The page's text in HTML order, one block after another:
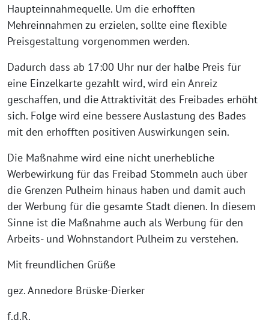
Haupteinnahmequelle. Um die erhofften
Mehreinnahmen zu erzielen, sollte eine flexible
Preisgestaltung vorgenommen werden.
Dadurch dass ab 17:00 Uhr nur der halbe Preis für
eine Einzelkarte gezahlt wird, wird ein Anreiz
geschaffen, und die Attraktivität des Freibades erhöht
sich. Folge wird eine bessere Auslastung des Bades
mit den erhofften positiven Auswirkungen sein.
Die Maßnahme wird eine nicht unerhebliche
Werbewirkung für das Freibad Stommeln auch über
die Grenzen Pulheim hinaus haben und damit auch
der Werbung für die gesamte Stadt dienen. In diesem
Sinne ist die Maßnahme auch als Werbung für den
Arbeits- und Wohnstandort Pulheim zu verstehen.
Mit freundlichen Grüße
gez. Annedore Brüske-Dierker
f.d.R.